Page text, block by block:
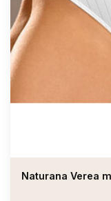
Naturana Verea